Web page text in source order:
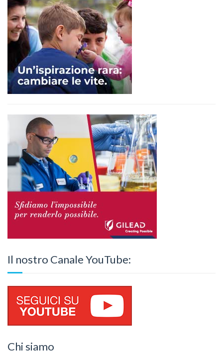
Il nostro Canale YouTube:
Chi siamo